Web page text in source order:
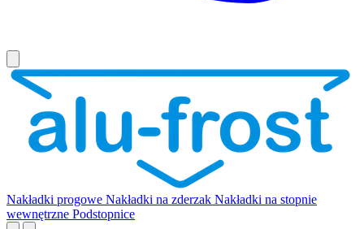
Nakładki progowe Nakładki na zderzak Nakładki na stopnie
wewnętrzne Podstopnice